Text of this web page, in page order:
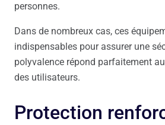
personnes.
Dans de nombreux cas, ces
indispensables pour assurer une
polyvalence répond parfaitement
des utilisateurs.
Protection